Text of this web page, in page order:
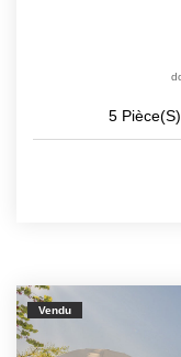
5 Pièce(s)
Vendu